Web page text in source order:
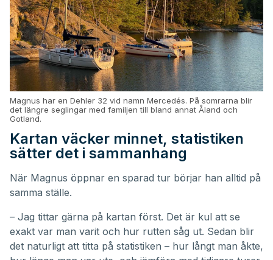
Magnus har en Dehler 32 vid namn Mercedés. På somrarna blir
det längre seglingar med familjen till bland annat Åland och
Gotland.
Kartan väcker minnet, statistiken
sätter det i sammanhang
När Magnus öppnar en sparad tur börjar han alltid på
samma ställe.
– Jag tittar gärna på kartan först. Det är kul att se
exakt var man varit och hur rutten såg ut. Sedan blir
det naturligt att titta på statistiken – hur långt man åkte,